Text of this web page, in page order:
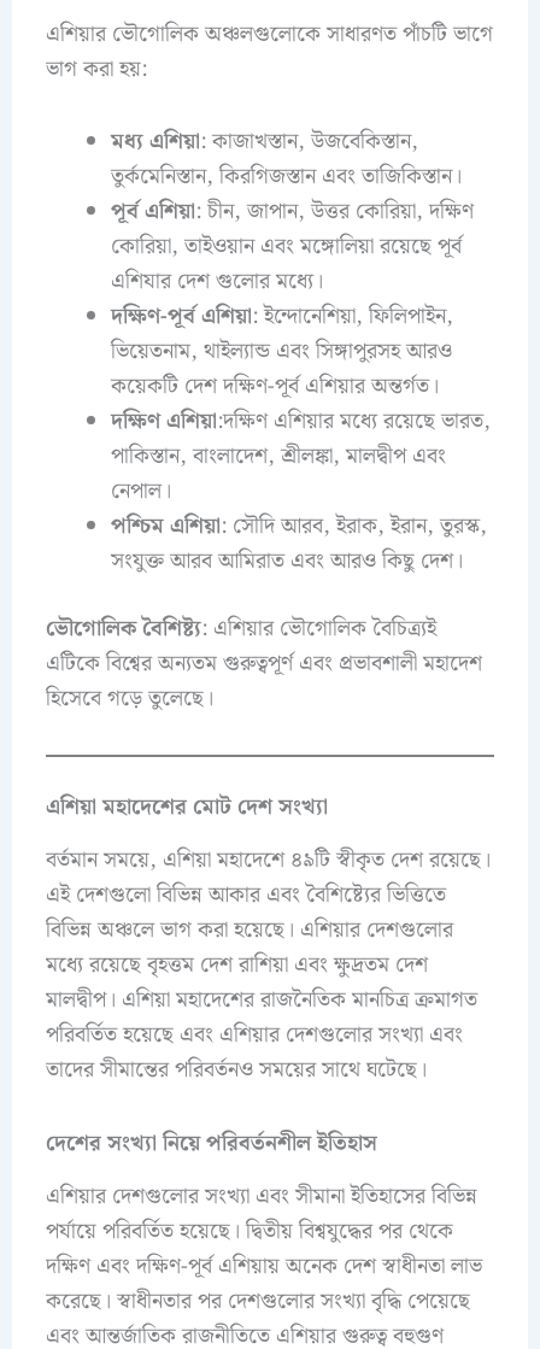
এশিয়ার ভৌগোলিক অঞ্চলগুলোকে সাধারণত পাঁচটি ভাগে
ভাগ করা হয়:
মধ্য এশিয়া: কাজাখস্তান, উজবেকিস্তান,
তুর্কমেনিস্তান, কিরগিজস্তান এবং তাজিকিস্তান।
পূর্ব এশিয়া: চীন, জাপান, উত্তর কোরিয়া, দক্ষিণ
কোরিয়া, তাইওয়ান এবং মঙ্গোলিয়া রয়েছে পূর্ব
এশিযার দেশ গুলোর মধ্যে।
দক্ষিণ-পূর্ব এশিয়া: ইন্দোনেশিয়া, ফিলিপাইন,
ভিয়েতনাম, থাইল্যান্ড এবং সিঙ্গাপুরসহ আরও
কয়েকটি দেশ দক্ষিণ-পূর্ব এশিয়ার অন্তর্গত।
দক্ষিণ এশিয়া:দক্ষিণ এশিয়ার মধ্যে রয়েছে ভারত,
পাকিস্তান, বাংলাদেশ, শ্রীলঙ্কা, মালদ্বীপ এবং
নেপাল।
পশ্চিম এশিয়া: সৌদি আরব, ইরাক, ইরান, তুরস্ক,
সংযুক্ত আরব আমিরাত এবং আরও কিছু দেশ।
ভৌগোলিক বৈশিষ্ট্য: এশিয়ার ভৌগোলিক বৈচিত্র্যই
এটিকে বিশ্বের অন্যতম গুরুত্বপূর্ণ এবং প্রভাবশালী মহাদেশ
হিসেবে গড়ে তুলেছে।
এশিয়া মহাদেশের মোট দেশ সংখ্যা
বর্তমান সময়ে, এশিয়া মহাদেশে ৪৯টি স্বীকৃত দেশ রয়েছে।
এই দেশগুলো বিভিন্ন আকার এবং বৈশিষ্ট্যের ভিত্তিতে
বিভিন্ন অঞ্চলে ভাগ করা হয়েছে। এশিয়ার দেশগুলোর
মধ্যে রয়েছে বৃহত্তম দেশ রাশিয়া এবং ক্ষুদ্রতম দেশ
মালদ্বীপ। এশিয়া মহাদেশের রাজনৈতিক মানচিত্র ক্রমাগত
পরিবর্তিত হয়েছে এবং এশিয়ার দেশগুলোর সংখ্যা এবং
তাদের সীমান্তের পরিবর্তনও সময়ের সাথে ঘটেছে।
দেশের সংখ্যা নিয়ে পরিবর্তনশীল ইতিহাস
এশিয়ার দেশগুলোর সংখ্যা এবং সীমানা ইতিহাসের বিভিন্ন
পর্যায়ে পরিবর্তিত হয়েছে। দ্বিতীয় বিশ্বযুদ্ধের পর থেকে
দক্ষিণ এবং দক্ষিণ-পূর্ব এশিয়ায় অনেক দেশ স্বাধীনতা লাভ
করেছে। স্বাধীনতার পর দেশগুলোর সংখ্যা বৃদ্ধি পেয়েছে
এবং আন্তর্জাতিক রাজনীতিতে এশিয়ার গুরুত্ব বহুগুণ